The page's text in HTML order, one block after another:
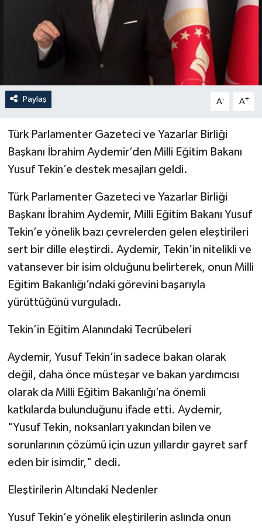
Paylaş A- A+
Türk Parlamenter Gazeteci ve Yazarlar Birliği
Başkanı İbrahim Aydemir’den Milli Eğitim Bakanı
Yusuf Tekin’e destek mesajları geldi.
Türk Parlamenter Gazeteci ve Yazarlar Birliği
Başkanı İbrahim Aydemir, Milli Eğitim Bakanı Yusuf
Tekin’e yönelik bazı çevrelerden gelen eleştirileri
sert bir dille eleştirdi. Aydemir, Tekin’in nitelikli ve
vatansever bir isim olduğunu belirterek, onun Milli
Eğitim Bakanlığı’ndaki görevini başarıyla
yürüttüğünü vurguladı.
Tekin’in Eğitim Alanındaki Tecrübeleri
Aydemir, Yusuf Tekin’in sadece bakan olarak
değil, daha önce müsteşar ve bakan yardımcısı
olarak da Milli Eğitim Bakanlığı’na önemli
katkılarda bulunduğunu ifade etti. Aydemir,
"Yusuf Tekin, noksanları yakından bilen ve
sorunlarının çözümü için uzun yıllardır gayret sarf
eden bir isimdir," dedi.
Eleştirilerin Altındaki Nedenler
Yusuf Tekin’e yönelik eleştirilerin aslında onun